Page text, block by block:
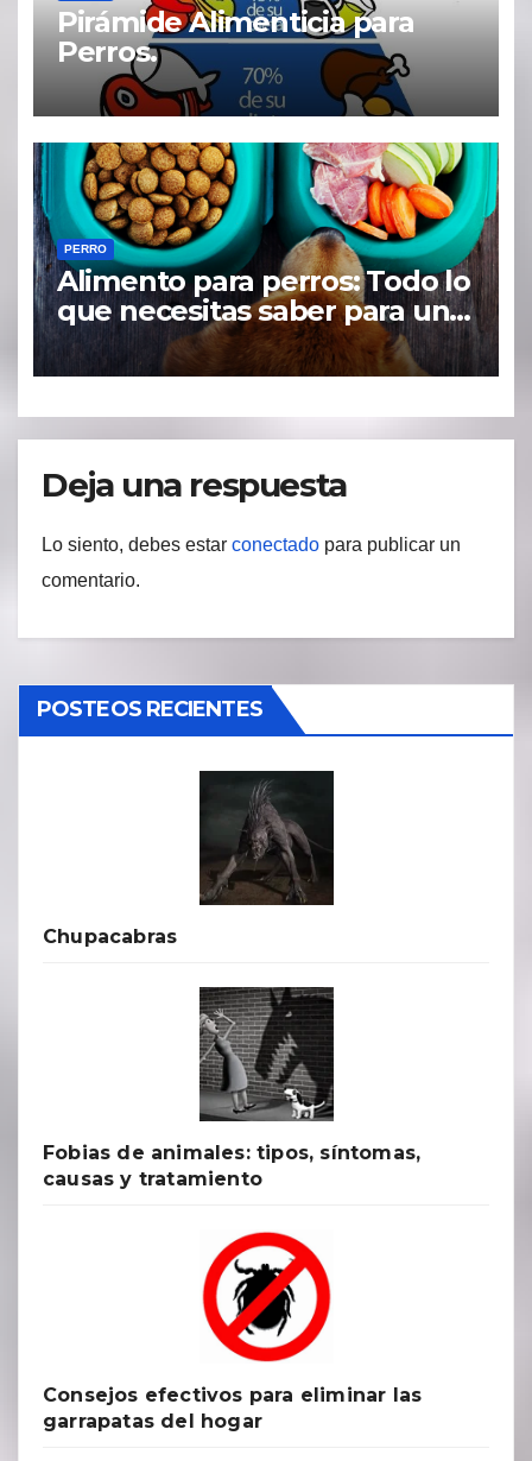
Pirámide Alimenticia para
Perros.
PERRO
Alimento para perros: Todo lo
que necesitas saber para una
dieta saludable
Deja una respuesta
Lo siento, debes estar conectado para publicar un
comentario.
POSTEOS RECIENTES
Chupacabras
Fobias de animales: tipos, síntomas,
causas y tratamiento
Consejos efectivos para eliminar las
garrapatas del hogar